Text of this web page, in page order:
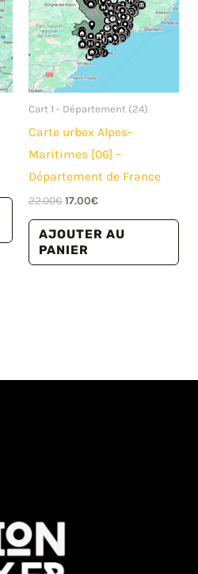
Cart 1 - Département (24)
Carte urbex Alpes-
Maritimes [06] –
Département de France
22.00€Le
initial
était :
22.00€.
17.00€Le
actuel
est :
AJOUTER AU
PANIER